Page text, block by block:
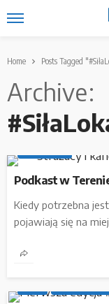
Home Posts Tagged
Archive
Podkast w
Kiedy potrzebna
pojawiają się na